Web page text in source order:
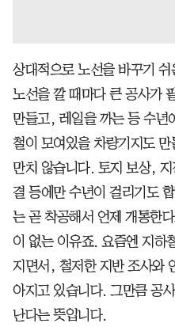
상대적으로 노선을 바꾸기
노선을 깔 때마다 큰 공사가
만들고, 레일을 까는 등 수년
철이 모여있을 차량기지도
만치 않습니다. 토지 보상,
결 등에만 수년이 걸리기도
는 곧 착공해서 언제 개통한
이 없는 이유죠. 요즘엔 지하
지면서, 철저한 지반 조사와
아지고 있습니다. 그만큼 공
난다는 뜻입니다.